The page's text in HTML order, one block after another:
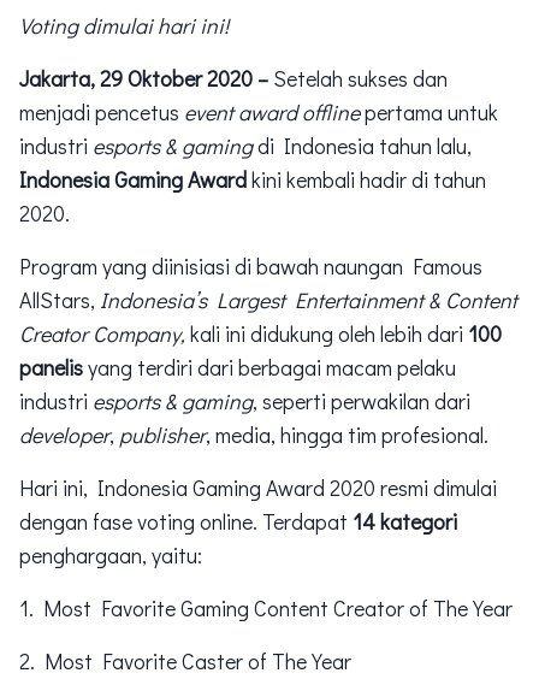
Voting dimulai hari ini!
Jakarta, 29 Oktober 2020 – Setelah sukses dan
menjadi pencetus event award offlinepertama untuk
industri esports & gamingdi Indonesia tahun lalu,
Indonesia Gaming Awardkini kembali hadir di tahun
2020.
Program yang diinisiasi di bawah naungan Famous
AllStars, Indonesia’s Largest Entertainment & Content
Creator Company, kali ini didukung oleh lebih dari 100
panelisyang terdiri dari berbagai macam pelaku
industri esports & gaming, seperti perwakilan dari
developer, publisher, media, hingga tim profesional.
Hari ini, Indonesia Gaming Award 2020 resmi dimulai
dengan fase voting online. Terdapat 14 kategori
penghargaan, yaitu:
1. Most Favorite Gaming Content Creator of The Year
2. Most Favorite Caster of The Year